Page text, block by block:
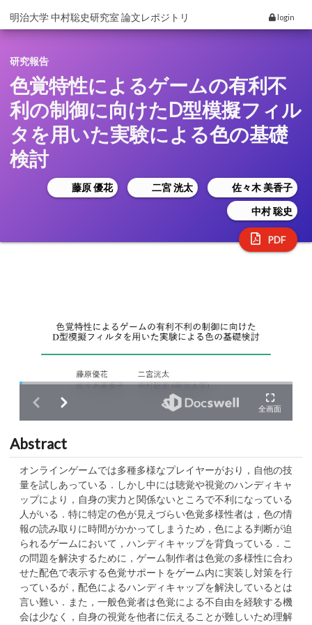
明治大学 中村聡史研究室 論文レポジトリ login
研究報告
色覚特性によるゲームの有利不
利の制御に向けたD型模擬フィル
タを用いた実験による色の基礎
検討
藤原 優花 二宮 洸太
佐々木 美香子
中村 聡史
PDF
Abstract
オンラインゲームでは多種多様なプレイヤーがおり，自他の技
量を試しあっている．しかし中には聴覚や視覚のハンディキャ
ップにより，自身の実力と関係ないところで不利になっている
人がいる．特に特定の色が見えづらい色覚多様性者は，色の情
報の読み取りに時間がかかってしまうため，色による判断が迫
られるゲームにおいて，ハンディキャップを背負っている．こ
の問題を解決するために，ゲーム制作者は色覚の多様性に合わ
せた配色で表示する色覚サポートをゲーム内に実装し対策を行
っているが，配色によるハンディキャップを解決しているとは
言い難い．また，一般色覚者は色覚による不自由を経験する機
会は少なく，自身の視覚を他者に伝えることが難しいため理解